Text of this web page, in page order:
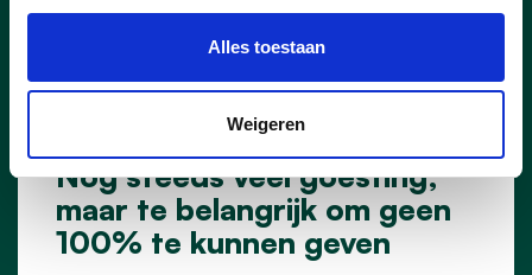
Alles toestaan
Weigeren
Nog steeds veel goesting,
maar te belangrijk om geen
100% te kunnen geven